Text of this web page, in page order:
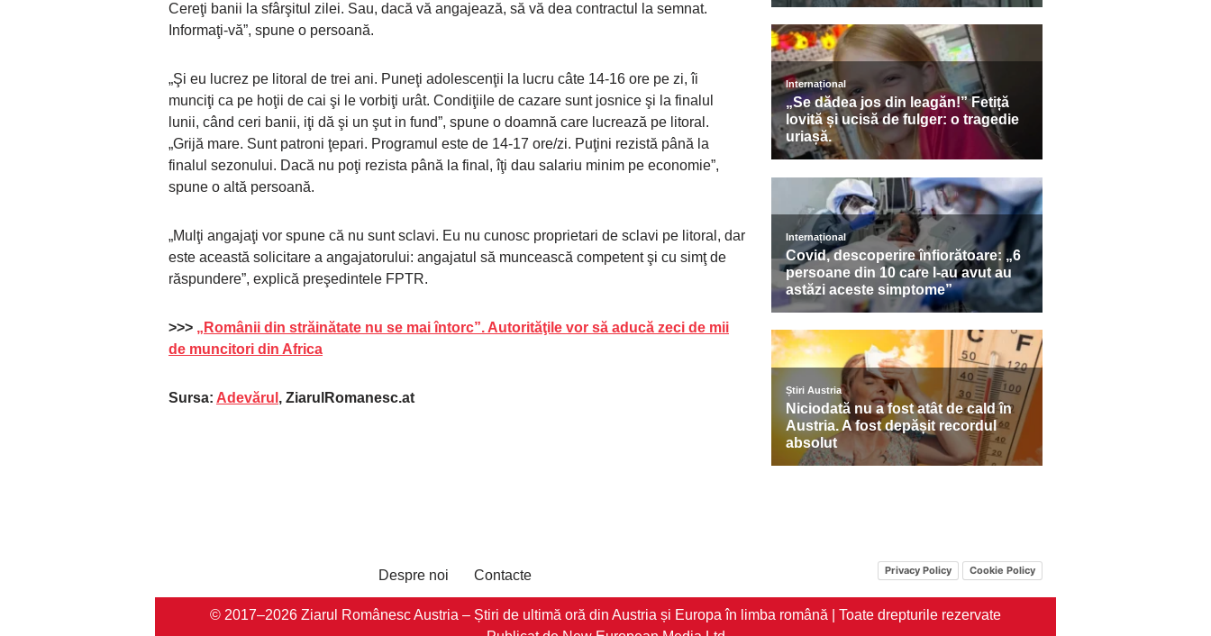
Cereţi banii la sfârşitul zilei. Sau, dacă vă angajează, să vă dea contractul la semnat.
Informaţi-vă”, spune o persoană.
„Şi eu lucrez pe litoral de trei ani. Puneţi adolescenţii la lucru câte 14-16 ore pe zi, îi
munciţi ca pe hoţii de cai şi le vorbiţi urât. Condiţiile de cazare sunt josnice şi la finalul
lunii, când ceri banii, iţi dă şi un şut in fund”, spune o doamnă care lucrează pe litoral.
„Grijă mare. Sunt patroni ţepari. Programul este de 14-17 ore/zi. Puţini rezistă până la
finalul sezonului. Dacă nu poţi rezista până la final, îţi dau salariu minim pe economie”,
spune o altă persoană.
„Mulţi angajaţi vor spune că nu sunt sclavi. Eu nu cunosc proprietari de sclavi pe litoral, dar
este această solicitare a angajatorului: angajatul să muncească competent şi cu simţ de
răspundere”, explică preşedintele FPTR.
>>> „Românii din străinătate nu se mai întorc”. Autorităţile vor să aducă zeci de mii
de muncitori din Africa
Sursa: Adevărul , ZiarulRomanesc.at
Despre noi Contacte Privacy Policy Cookie Policy
© 2017–2026 Ziarul Românesc Austria – Știri de ultimă oră din Austria și Europa în limba română | Toate drepturile rezervate